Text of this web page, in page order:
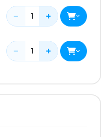
− 1 +
− 1 +